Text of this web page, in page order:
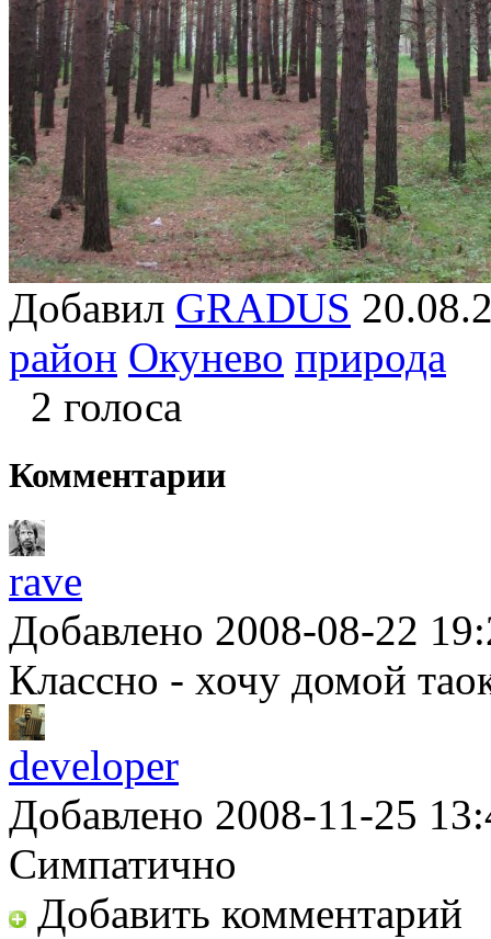
Добавил GRADUS
район Окунево природа
2 голоса
Комментарии
rave
Добавлено 2008-08-22
Классно - хочу домой
developer
Добавлено 2008-11-25
Симпатично
Добавить комментарий